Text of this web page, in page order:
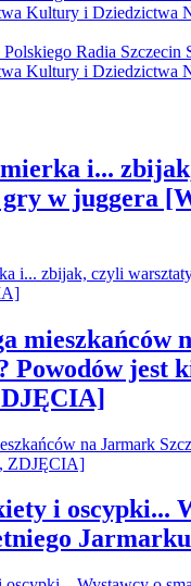
i...
w juggera
mieszkańców
Powodów jest
i oscypki...